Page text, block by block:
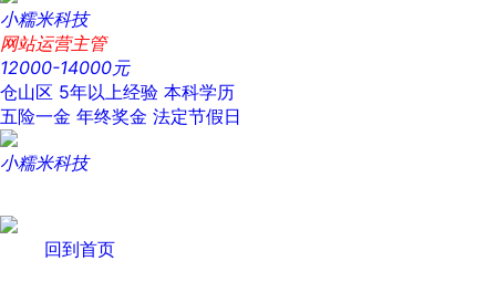
小糯米科技
网站运营主管
12000-14000元
仓山区 5年以上经验 本科学历
五险一金 年终奖金 法定节假日
小糯米科技
回到首页